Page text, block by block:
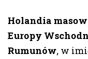
Holandia
Europy
Rumunów, w